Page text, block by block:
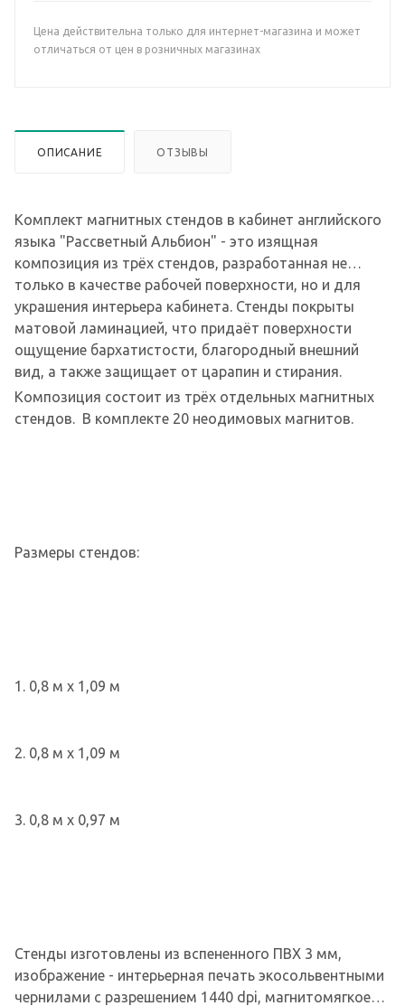
Цена действительна только для интернет-магазина и может
отличаться от цен в розничных магазинах
ОПИСАНИЕ ОТЗЫВЫ
Комплект магнитных стендов в кабинет английского
языка "Рассветный Альбион" - это изящная
композиция из трёх стендов, разработанная не
только в качестве рабочей поверхности, но и для
украшения интерьера кабинета. Стенды покрыты
матовой ламинацией, что придаёт поверхности
ощущение бархатистости, благородный внешний
вид, а также защищает от царапин и стирания.
Композиция состоит из трёх отдельных магнитных
стендов. В комплекте 20 неодимовых магнитов.
Размеры стендов:
1. 0,8 м х 1,09 м
2. 0,8 м х 1,09 м
3. 0,8 м х 0,97 м
Стенды изготовлены из вспененного ПВХ 3 мм,
изображение - интерьерная печать экосольвентными
чернилами с разрешением 1440 dpi, магнитомягкое